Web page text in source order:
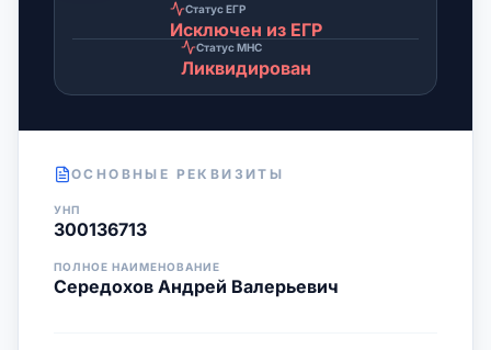
Статус ЕГР
Исключен из ЕГР
Статус МНС
Ликвидирован
ОСНОВНЫЕ РЕКВИЗИТЫ
УНП
300136713
ПОЛНОЕ НАИМЕНОВАНИЕ
Середохов Андрей Валерьевич